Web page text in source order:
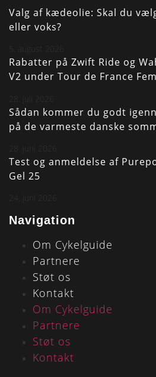
Valg af kædeolie: Skal du
eller voks?
5. august 2026
Rabatter på Zwift Ride og
V2 under Tour de France
28. juli 2026
Sådan kommer du godt
på de varmeste danske
28. juni 2026
Test og anmeldelse af
Gel 25
24. juni 2026
Navigation
Om Cykelguide
Partnere
Støt os
Kontakt
Om Cykelguide
Partnere
Støt os
Kontakt